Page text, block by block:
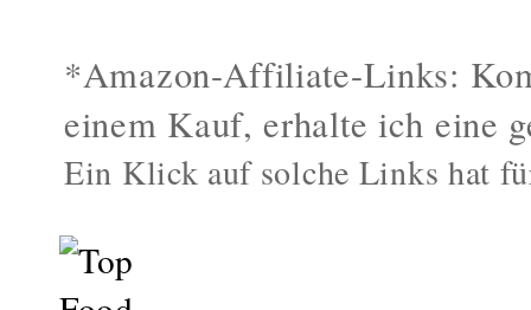
*Amazon-Affiliate-Links:
einem Kauf, erhalte ich eine
Ein Klick auf solche Links hat